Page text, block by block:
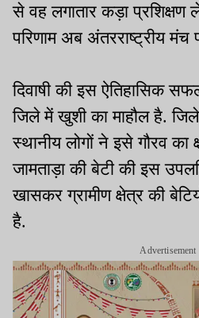
से वह लगातार कड़ा प्रशिक्षण
परिणाम अब अंतरराष्ट्रीय मंच
दिवाषी की इस ऐतिहासिक
जिले में खुशी का माहौल है.
स्थानीय लोगों ने इसे गौरव का
जामताड़ा की बेटी की इस
खासकर ग्रामीण क्षेत्र की
है.
Advertisement